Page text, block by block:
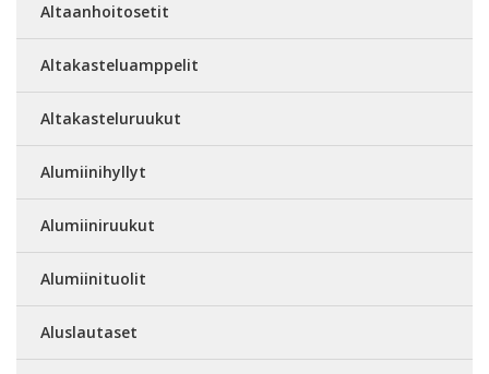
Altaanhoitosetit
Altakasteluamppelit
Altakasteluruukut
Alumiinihyllyt
Alumiiniruukut
Alumiinituolit
Aluslautaset